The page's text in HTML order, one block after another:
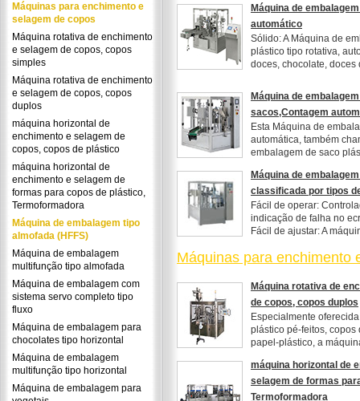
Máquinas para enchimento e
selagem de copos
Máquina rotativa de enchimento
e selagem de copos, copos
simples
Máquina rotativa de enchimento
e selagem de copos, copos
duplos
máquina horizontal de
enchimento e selagem de
copos, copos de plástico
máquina horizontal de
enchimento e selagem de
formas para copos de plástico,
Termoformadora
Máquina de embalagem tipo
almofada (HFFS)
Máquina de embalagem
multifunção tipo almofada
Máquina de embalagem com
sistema servo completo tipo
fluxo
Máquina de embalagem para
chocolates tipo horizontal
Máquina de embalagem
multifunção tipo horizontal
Máquina de embalagem para
Máquina de
automático
Sólido: A Máquina de
plástico tipo rotativa,
doces, chocolate, doces
Máquina de
sacos,Contagem
Esta Máquina de
automática, também
embalagem de saco
Máquina de
classificada por tipos
Fácil de operar:
indicação de falha no
Fácil de ajustar: A
Máquinas para enchimento
Máquina rotativa de
de copos, copos duplos
Especialmente
plástico pé-feitos, copos
papel-plástico, a
máquina horizontal de
selagem de formas
Termoformadora